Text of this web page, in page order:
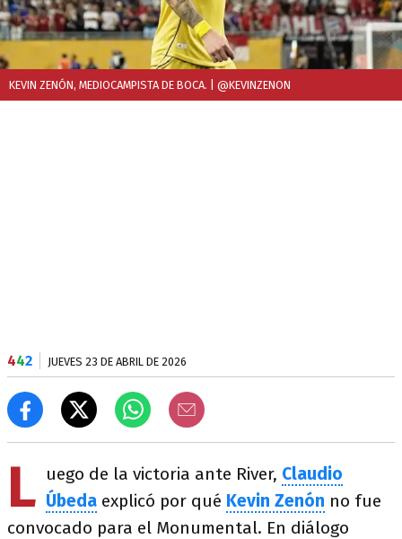
KEVIN ZENÓN, MEDIOCAMPISTA DE BOCA. | @KEVINZENON
442 JUEVES 23 DE ABRIL DE 2026
L uego de la victoria ante River, Claudio
Úbeda explicó por qué Kevin Zenón no fue
convocado para el Monumental. En diálogo